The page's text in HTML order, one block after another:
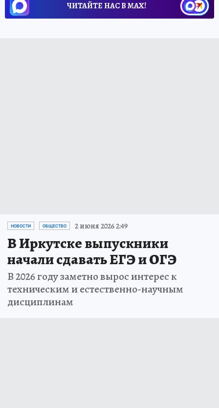
ЧИТАЙТЕ НАС В МАХ!
НОВОСТИ ОБЩЕСТВО 2 июня 2026 2:49
В Иркутске выпускники
начали сдавать ЕГЭ и ОГЭ
В 2026 году заметно вырос интерес к
техническим и естественно-научным
дисциплинам